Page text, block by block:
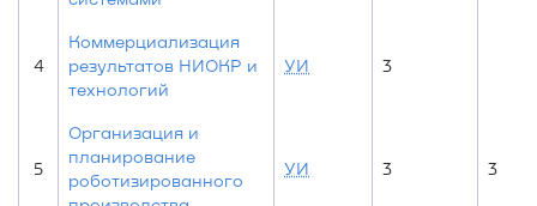
4
Коммерциализация
результатов НИОКР и
технологий
УИ 3
5
Организация и
планирование
роботизированного
УИ 3 3